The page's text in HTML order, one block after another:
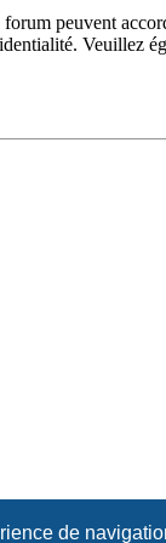
de
peuvent
Veuillez